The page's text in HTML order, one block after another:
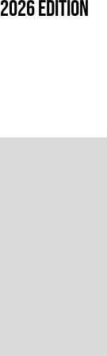
2026 Edition